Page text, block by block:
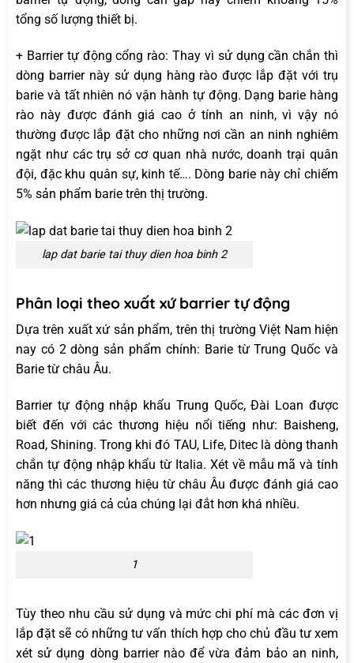
tổng số lượng thiết bị.
+ Barrier tự động cổng rào: Thay vì sử dụng cần chắn thì
dòng barrier này sử dụng hàng rào được lắp đặt với trụ
barie và tất nhiên nó vận hành tự động. Dạng barie hàng
rào này được đánh giá cao ở tính an ninh, vì vậy nó
thường được lắp đặt cho những nơi cần an ninh nghiêm
ngặt như các trụ sở cơ quan nhà nước, doanh trại quân
đội, đặc khu quân sự, kinh tế…. Dòng barie này chỉ chiếm
5% sản phẩm barie trên thị trường.
lap dat barie tai thuy dien hoa binh 2
Phân loại theo xuất xứ barrier tự động
Dựa trên xuất xứ sản phẩm, trên thị trường Việt Nam hiện
nay có 2 dòng sản phẩm chính: Barie từ Trung Quốc và
Barie từ châu Âu.
Barrier tự động nhập khẩu Trung Quốc, Đài Loan được
biết đến với các thương hiệu nổi tiếng như: Baisheng,
Road, Shining. Trong khi đó TAU, Life, Ditec là dòng thanh
chắn tự động nhập khẩu từ Italia. Xét về mẫu mã và tính
năng thì các thương hiệu từ châu Âu được đánh giá cao
hơn nhưng giá cả của chúng lại đắt hơn khá nhiều.
1
Tùy theo nhu cầu sử dụng và mức chi phí mà các đơn vị
lắp đặt sẽ có những tư vấn thích hợp cho chủ đầu tư xem
xét sử dụng dòng barrier nào để vừa đảm bảo an ninh,